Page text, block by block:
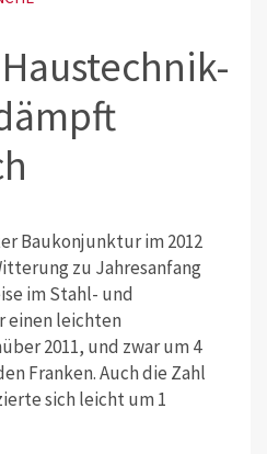
Baukonjunktur im 2012
zu Jahresanfang
im Stahl- und
einen leichten
2011, und zwar um 4
Franken. Auch die Zahl
sich leicht um 1